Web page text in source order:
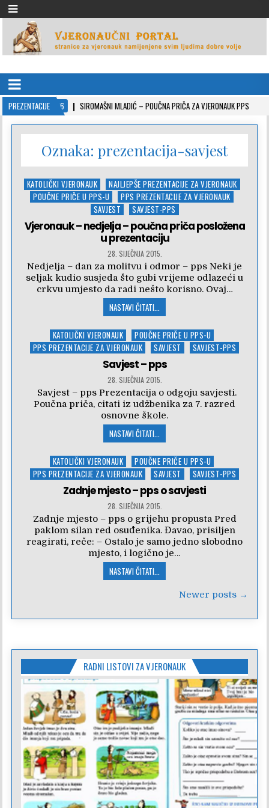
VJERONAUČNI PORTAL
PREZENTACIJE
10-26 SIROMAŠNI MLADIĆ – POUČNA PRIČA ZA VJERONAUK PPS 2021-
Oznaka: prezentacija-savjest
Posted
in
KATOLIČKI VJERONAUK
NAJLJEPŠE PREZENTACIJE ZA VJERONAUK
POUČNE PRIČE U PPS-U
PPS PREZENTACIJE ZA VJERONAUK
SAVJEST
SAVJEST-PPS
Vjeronauk – nedjelja – poučna priča posložena
u prezentaciju
28. SIJEČNJA 2015.
Nedjelja – dan za molitvu i odmor – pps Neki je
seljak kudio susjeda što gubi vrijeme odlazeći u
crkvu umjesto da radi nešto korisno. Ovaj…
NASTAVI ČITATI...
Posted
in
KATOLIČKI VJERONAUK
POUČNE PRIČE U PPS-U
PPS PREZENTACIJE ZA VJERONAUK
SAVJEST SAVJEST-PPS
Savjest – pps
28. SIJEČNJA 2015.
Savjest – pps Prezentacija o odgoju savjesti.
Poučna priča, citati iz udžbenika za 7. razred
osnovne škole.
NASTAVI ČITATI...
Posted
in
KATOLIČKI VJERONAUK
POUČNE PRIČE U PPS-U
PPS PREZENTACIJE ZA VJERONAUK
SAVJEST SAVJEST-PPS
Zadnje mjesto – pps o savjesti
28. SIJEČNJA 2015.
Zadnje mjesto – pps o grijehu propusta Pred
paklom silan red osuđenika. Đavao, prisiljen
reagirati, reče: – Ostalo je samo jedno slobodno
mjesto, i logično je…
NASTAVI ČITATI...
objava
Newer posts →
RADNI LISTOVI ZA VJERONAUK